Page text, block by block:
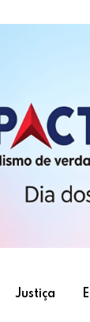
Justiça